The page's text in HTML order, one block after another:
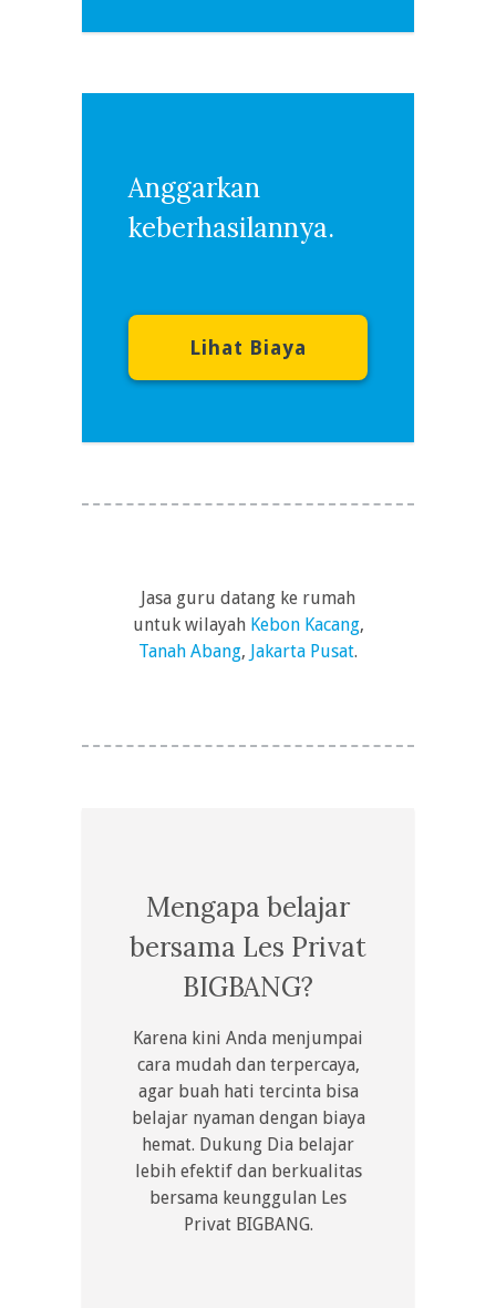
Anggarkan
keberhasilannya.
Lihat Biaya
Jasa guru datang ke rumah
untuk wilayah Kebon Kacang,
Tanah Abang, Jakarta Pusat.
Mengapa belajar
bersama Les Privat
BIGBANG?
Karena kini Anda menjumpai
cara mudah dan terpercaya,
agar buah hati tercinta bisa
belajar nyaman dengan biaya
hemat. Dukung Dia belajar
lebih efektif dan berkualitas
bersama keunggulan Les
Privat BIGBANG.